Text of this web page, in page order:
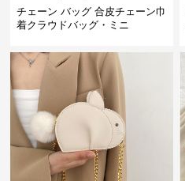
チェーン バッグ 合皮チェーン巾
着クラウドバッグ・ミニ